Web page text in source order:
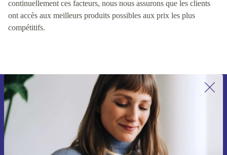
continuellement ces facteurs, nous nous assurons que les clients
ont accès aux meilleurs produits possibles aux prix les plus
compétitifs.
Recevoir offres et infos de refurbed
par mail
Ne manquez plus aucune offre.